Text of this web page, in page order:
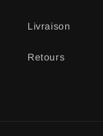
Livraison
Retours